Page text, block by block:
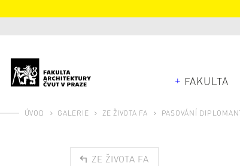
FAKULTA
ÚVOD GALERIE ZE ŽIVOTA FA PASOVÁNÍ
ZE ŽIVOTA FA